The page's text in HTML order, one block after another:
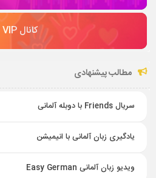
کانال VIP
مطالب پیشنهادی
سریال Friends با دوبله آلمانی
یادگیری زبان آلمانی با انیمیشن
ویدیو زبان آلمانی Easy German